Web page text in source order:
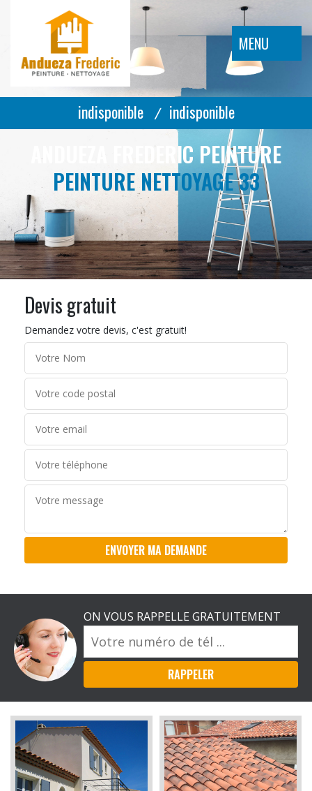
MENU
indisponible / indisponible
ANDUEZA FREDERIC PEINTURE
PEINTURE NETTOYAGE 33
Devis gratuit
Demandez votre devis, c'est gratuit!
ON VOUS RAPPELLE GRATUITEMENT